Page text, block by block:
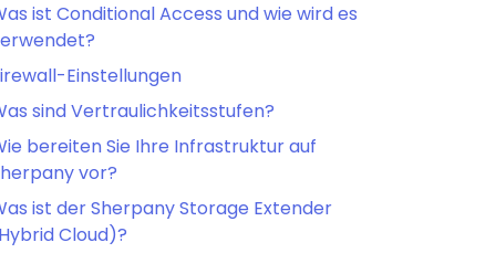
ist Conditional Access und wie wird es
Einstellungen
sind Vertraulichkeitsstufen?
bereiten Sie Ihre Infrastruktur auf
vor?
ist der Sherpany Storage Extender
Cloud)?